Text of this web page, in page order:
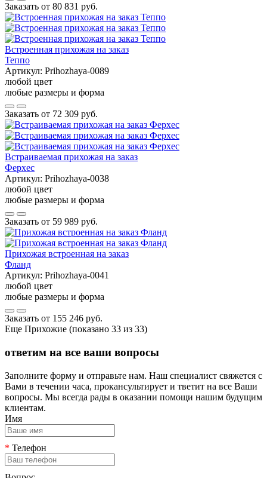
Заказать от 80 831 руб.
Встроенная прихожая на заказ
Теппо
Артикул: Prihozhaya-0089
любой цвет
любые размеры и форма
Заказать от 72 309 руб.
Встраиваемая прихожая на заказ
Ферхес
Артикул: Prihozhaya-0038
любой цвет
любые размеры и форма
Заказать от 59 989 руб.
Прихожая встроенная на заказ
Фланд
Артикул: Prihozhaya-0041
любой цвет
любые размеры и форма
Заказать от 155 246 руб.
Еще Прихожие (показано 33 из 33)
ответим на все ваши вопросы
Заполните форму и отправьте нам. Наш специалист свяжется с
Вами в течении часа, прокансультирует и тветит на все Ваши
вопросы. Мы всегда рады в оказании помощи нашим будущим
клиентам.
Имя
* Телефон